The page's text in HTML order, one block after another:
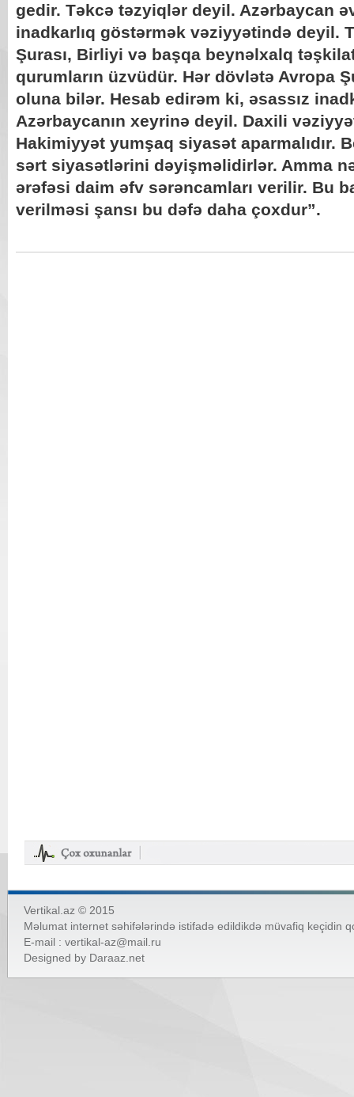
gedir. Təkcə təzyiqlər deyil. Azərbaycan
inadkarlıq göstərmək vəziyyətində deyil.
Şurası, Birliyi və başqa beynəlxalq
qurumların üzvüdür. Hər dövlətə Avropa
oluna bilər. Hesab edirəm ki, əsassız
Azərbaycanın xeyrinə deyil. Daxili
Hakimiyyət yumşaq siyasət aparmalıdır.
sərt siyasətlərini dəyişməlidirlər. Amma
ərəfəsi daim əfv sərəncamları verilir. Bu
verilməsi şansı bu dəfə daha çoxdur”.
Vertikal.az © 2015
Məlumat internet səhifələrində istifadə edildikdə müvafiq keçidin
E-mail : vertikal-az@mail.ru
Designed by Daraaz.net